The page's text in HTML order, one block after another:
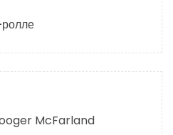
McFarland